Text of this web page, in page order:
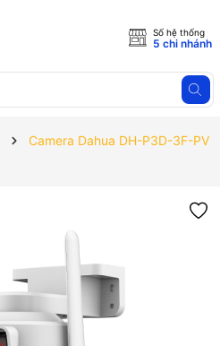
Số hệ thống
5 chi nhánh
Camera Dahua DH-P3D-3F-PV